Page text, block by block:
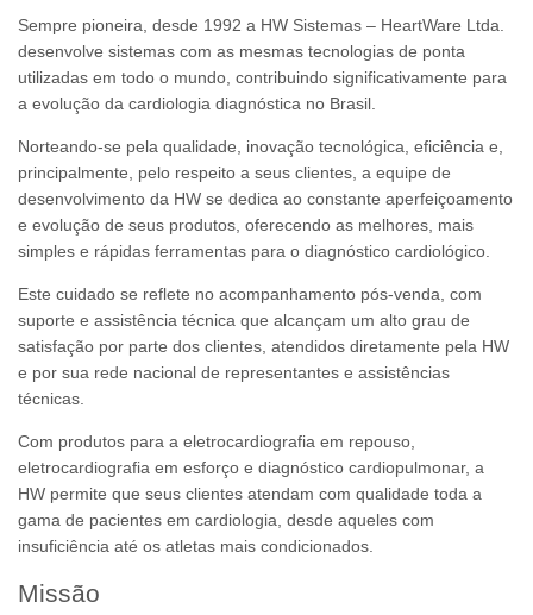
Sempre pioneira, desde 1992 a HW Sistemas – HeartWare Ltda.
desenvolve sistemas com as mesmas tecnologias de ponta
utilizadas em todo o mundo, contribuindo significativamente para
a evolução da cardiologia diagnóstica no Brasil.
Norteando-se pela qualidade, inovação tecnológica, eficiência e,
principalmente, pelo respeito a seus clientes, a equipe de
desenvolvimento da HW se dedica ao constante aperfeiçoamento
e evolução de seus produtos, oferecendo as melhores, mais
simples e rápidas ferramentas para o diagnóstico cardiológico.
Este cuidado se reflete no acompanhamento pós-venda, com
suporte e assistência técnica que alcançam um alto grau de
satisfação por parte dos clientes, atendidos diretamente pela HW
e por sua rede nacional de representantes e assistências
técnicas.
Com produtos para a eletrocardiografia em repouso,
eletrocardiografia em esforço e diagnóstico cardiopulmonar, a
HW permite que seus clientes atendam com qualidade toda a
gama de pacientes em cardiologia, desde aqueles com
insuficiência até os atletas mais condicionados.
Missão